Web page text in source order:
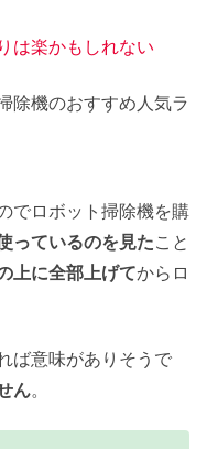
は楽かもしれない
でロボット掃除機を購
っているのを見たこと
上に全部上げてからロ
ば意味がありそうで
ん。